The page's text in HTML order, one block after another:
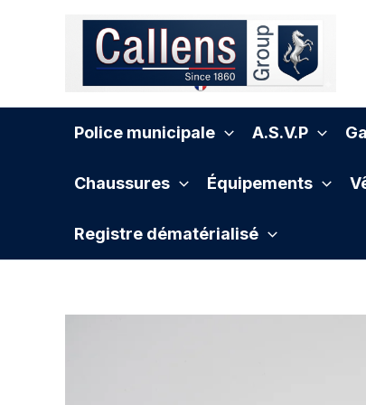
Police municipale A.S.V.P
Chaussures Équipements
Registre dématérialisé